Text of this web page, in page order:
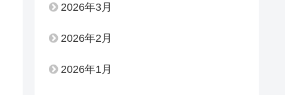
2026年3月
2026年2月
2026年1月